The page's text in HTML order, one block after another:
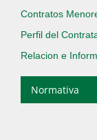
Contratos
Perfil del
Relacion e
Normativa